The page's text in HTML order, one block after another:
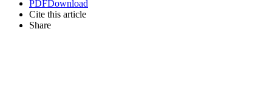
PDFDownload
Cite this article
Share